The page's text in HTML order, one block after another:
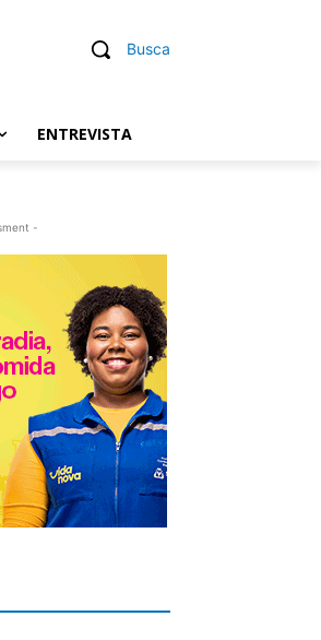
Busca
ENTREVISTA
-